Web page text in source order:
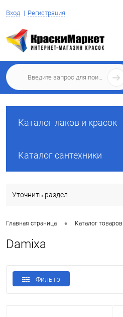
Вход Регистрация
Каталог лаков и красок
Каталог сантехники
Уточнить раздел
Главная страница • Каталог товаров
Damixa
Фильтр